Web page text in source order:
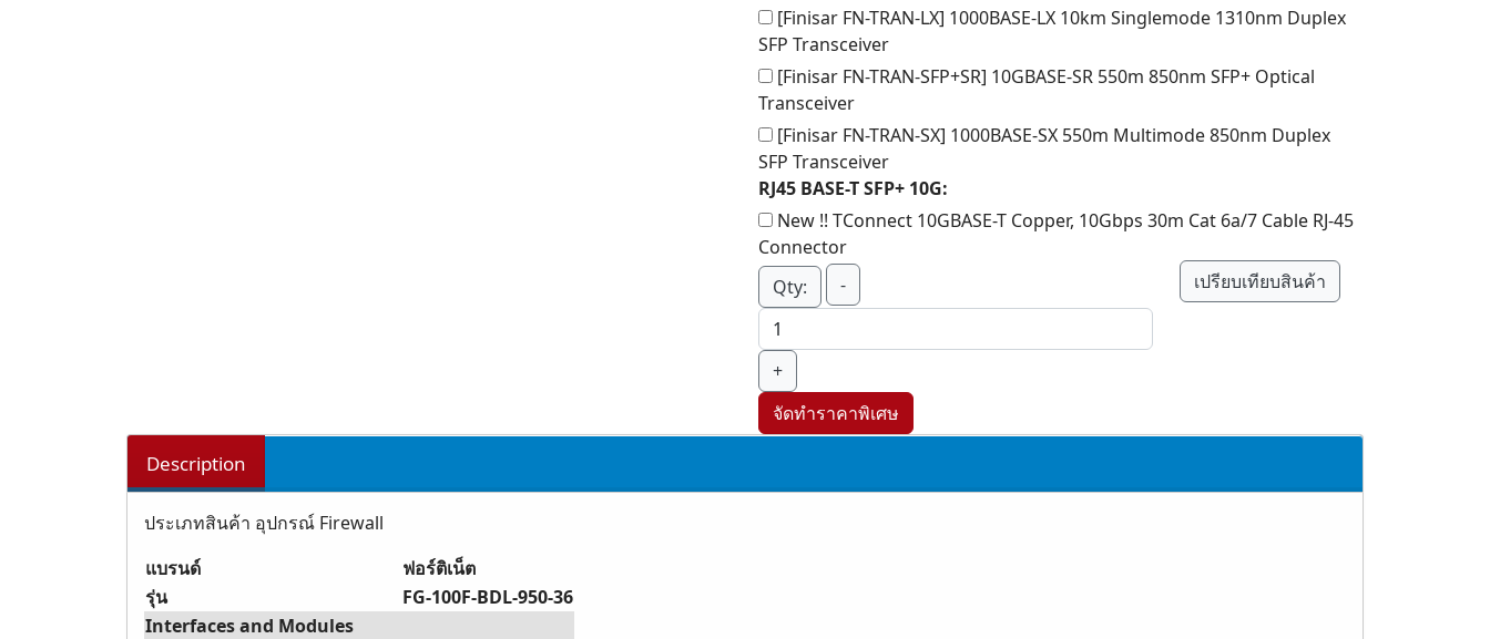
[Finisar FN-TRAN-LX] 1000BASE-LX 10km Singlemode 1310nm Duplex
SFP Transceiver
[Finisar FN-TRAN-SFP+SR] 10GBASE-SR 550m 850nm SFP+ Optical
Transceiver
[Finisar FN-TRAN-SX] 1000BASE-SX 550m Multimode 850nm Duplex
SFP Transceiver
RJ45 BASE-T SFP+ 10G:
New !! TConnect 10GBASE-T Copper, 10Gbps 30m Cat 6a/7 Cable RJ-45
Connector
Qty:
-
+
จัดทำราคาพิเศษ
เปรียบเทียบสินค้า
Description
ประเภทสินค้า อุปกรณ์ Firewall
แบรนด์
ฟอร์ติเน็ต
รุ่น
FG-100F-BDL-950-36
Interfaces and Modules